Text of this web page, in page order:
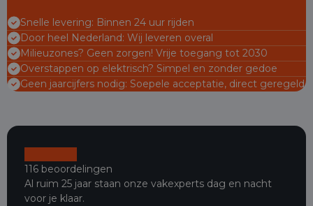
Snelle levering: Binnen 24 uur rijden
Door heel Nederland: Wij leveren overal
Milieuzones? Geen zorgen! Vrije toegang tot 2030
Overstappen op elektrisch? Simpel en zonder gedoe
Geen jaarcijfers nodig: Soepele acceptatie, direct geregeld
116 beoordelingen
Al ruim 25 jaar staan onze vakexperts dag en nacht
voor je klaar.